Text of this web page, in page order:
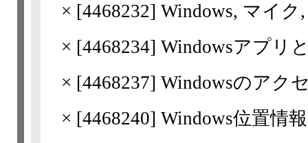
× [4468232] Windows, マイ
× [4468234] Windowsアプリ
× [4468237] Windowsのアク
× [4468240] Windows位置情